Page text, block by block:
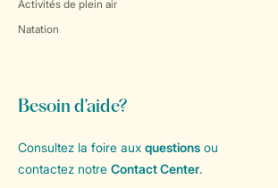
Activités de plein air
Natation
Besoin d’aide?
Consultez la foire aux questions ou
contactez notre Contact Center.